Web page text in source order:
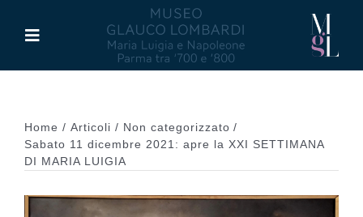
contenuto
Toggle
Maria Luigia d’Asburgo
Glauco Lombardi
Home Articoli
Non categorizzato
Sabato 11 dicembre 2021: apre la XXI SETTIMANA
DI MARIA LUIGIA